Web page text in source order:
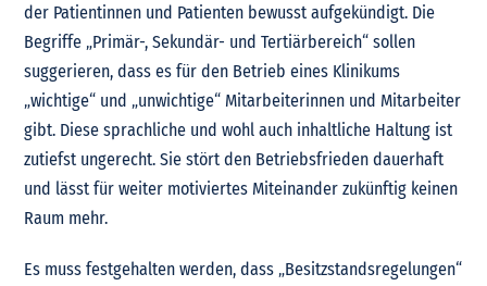
der Patientinnen und Patienten bewusst aufgekündigt. Die
Begriffe „Primär-, Sekundär- und Tertiärbereich“ sollen
suggerieren, dass es für den Betrieb eines Klinikums
„wichtige“ und „unwichtige“ Mitarbeiterinnen und Mitarbeiter
gibt. Diese sprachliche und wohl auch inhaltliche Haltung ist
zutiefst ungerecht. Sie stört den Betriebsfrieden dauerhaft
und lässt für weiter motiviertes Miteinander zukünftig keinen
Raum mehr.
Es muss festgehalten werden, dass „Besitzstandsregelungen“